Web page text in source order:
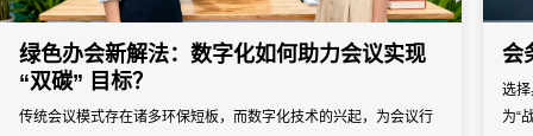
绿色办会新解法：数字化如何助力会议实现
“双碳” 目标？
传统会议模式存在诸多环保短板，而数字化技术的兴起，为会议行
会
选
为“